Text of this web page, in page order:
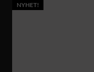
NYHET!